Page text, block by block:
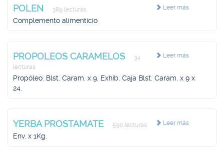
Leer más
POLEN 389 lecturas
Complemento alimenticio
Leer más
PROPOLEOS CARAMELOS
34
lecturas
Propóleo. Blst. Caram. x 9. Exhib. Caja Blst. Caram. x 9 x
24.
Leer más
YERBA PROSTAMATE 590 lecturas
Env. x 1Kg.